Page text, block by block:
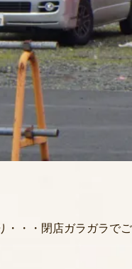
・・・閉店ガラガラでご